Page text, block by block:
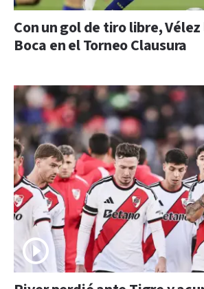
Con un gol de tiro libre, Vélez
Boca en el Torneo Clausura